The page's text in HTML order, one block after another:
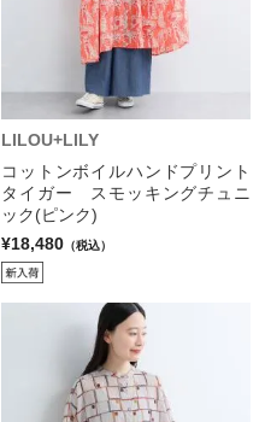
LILOU+LILY
コットンボイルハンドプリント
タイガー スモッキングチュニ
ック(ピンク)
¥18,480 （税込）